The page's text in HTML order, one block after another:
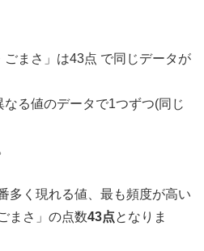
まさ」は43点 で同じデータが
る値のデータで1つずつ(同じ
多く現れる値、最も頻度が高い
まさ」の点数43点となりま